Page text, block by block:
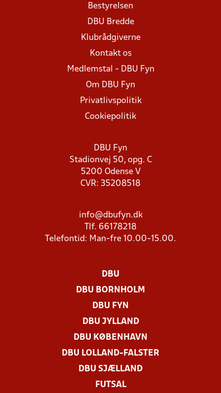
Bestyrelsen
DBU Bredde
Klubrådgiverne
Kontakt os
Medlemstal - DBU Fyn
Om DBU Fyn
Privatlivspolitik
Cookiepolitik
DBU Fyn
Stadionvej 50, opg. C
5200 Odense V
CVR: 35208518
info@dbufyn.dk
Tlf. 66178218
Telefontid: Man-fre 10.00-15.00.
DBU
DBU BORNHOLM
DBU FYN
DBU JYLLAND
DBU KØBENHAVN
DBU LOLLAND-FALSTER
DBU SJÆLLAND
FUTSAL